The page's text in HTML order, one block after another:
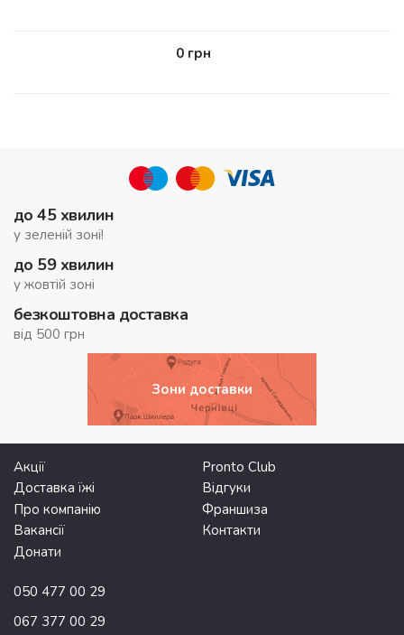
0грн
до 45 хвилин
у зеленій зоні!
до 59 хвилин
у жовтій зоні
безкоштовна доставка
від 500 грн
Зони доставки
Акції
Pronto Club
Доставка їжі
Відгуки
Про компанію
Франшиза
Вакансії
Контакти
Донати
050 477 00 29
067 377 00 29